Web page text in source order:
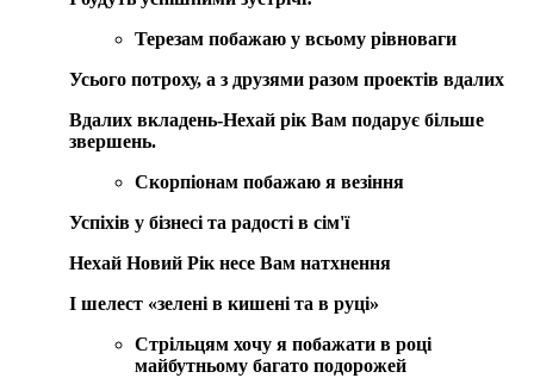
Терезам побажаю у всьому рівноваги
Усього потроху, а з друзями разом проектів вдалих
Вдалих вкладень-Нехай рік Вам подарує більше
звершень.
Скорпіонам побажаю я везіння
Успіхів у бізнесі та радості в сім'ї
Нехай Новий Рік несе Вам натхнення
І шелест «зелені в кишені та в руці»
Стрільцям хочу я побажати в році
майбутньому багато подорожей